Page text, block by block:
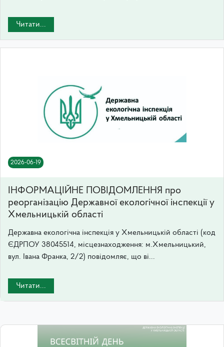
Читати...
2026-06-19
ІНФОРМАЦІЙНЕ ПОВІДОМЛЕННЯ про
реорганізацію Державної екологічної інспекції у
Хмельницькій області
Державна екологічна інспекція у Хмельницькій області (код
ЄДРПОУ 38045514, місцезнаходження: м.Хмельницький,
вул. Івана Франка, 2/2) повідомляє, що ві...
Читати...